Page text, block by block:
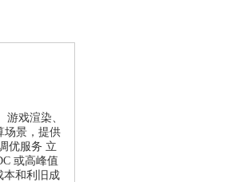
戏渲染、
场景，提供
优服务 立
或高峰值
本和利旧成